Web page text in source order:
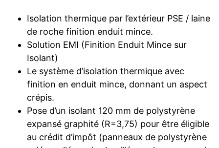
Isolation thermique par l’extérieur PSE / laine
de roche finition enduit mince.
Solution EMI (Finition Enduit Mince sur
Isolant)
Le système d’isolation thermique avec
finition en enduit mince, donnant un aspect
crépis.
Pose d’un isolant 120 mm de polystyrène
expansé graphité (R=3,75) pour être éligible
au crédit d’impôt (panneaux de polystyrène